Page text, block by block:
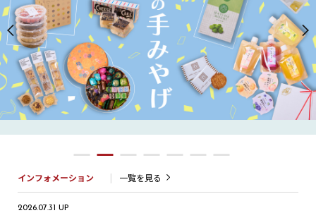
インフォメーション 一覧を見る
2026.07.31 UP